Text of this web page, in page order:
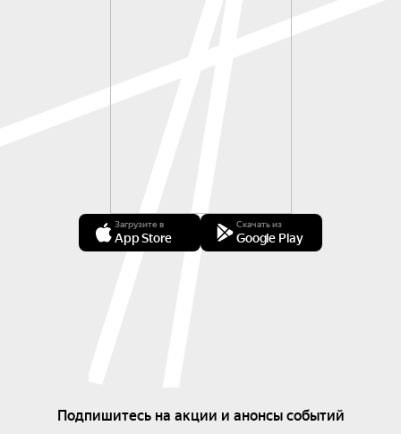
Загрузите в
App Store
Скачать из
Google Play
Подпишитесь на акции и анонсы событий